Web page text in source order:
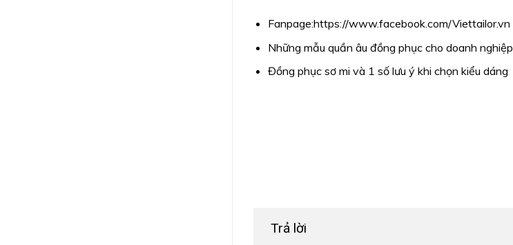
Fanpage:https://www.facebook.com/Viettailor.vn
Những mẫu quần âu đồng phục cho doanh nghiệp
Đồng phục sơ mi và 1 số lưu ý khi chọn kiểu dáng
Trả lời